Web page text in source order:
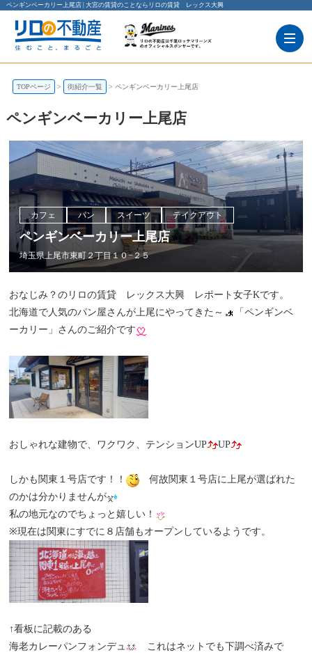
ペンギンベーカリー上尾店 | 大宮の賃貸のことならリロの賃貸 レックス大興
TOPページ 街紹介一覧 ペンギンベーカリー上尾店
ペンギンベーカリー上尾店
カフェ パン スイーツ テイクアウト
ペンギンベーカリー上尾店
埼玉県上尾市東町２丁目１０−２５
おなじみ？のリロの賃貸 レックス大興 レポート女子Kです。
北海道で人気のパン屋さんが上尾にやってきた～
「ペンギンベ
ーカリー」さんのご紹介です
おしゃれな建物で、ワクワク、テンションUP UP
しかも関東１号店です！！
何故関東１号店に上尾が選ばれた
のかは分かりませんが
私の地元なのでちょっと嬉しい！
※現在は関東にすでに８店舗もオープンしているようです。
↑看板に記載のある
海老カレーパンフォンデュ
これはネットでも下調べ済みで